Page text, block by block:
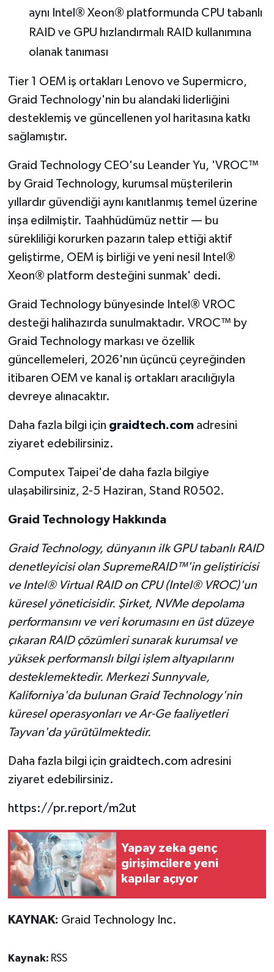
aynı Intel® Xeon® platformunda CPU tabanlı
RAID ve GPU hızlandırmalı RAID kullanımına
olanak tanıması
Tier 1 OEM iş ortakları Lenovo ve Supermicro,
Graid Technology'nin bu alandaki liderliğini
desteklemiş ve güncellenen yol haritasına katkı
sağlamıştır.
Graid Technology CEO'su Leander Yu, 'VROC™
by Graid Technology, kurumsal müşterilerin
yıllardır güvendiği aynı kanıtlanmış temel üzerine
inşa edilmiştir. Taahhüdümüz nettir — bu
sürekliliği korurken pazarın talep ettiği aktif
geliştirme, OEM iş birliği ve yeni nesil Intel®
Xeon® platform desteğini sunmak' dedi.
Graid Technology bünyesinde Intel® VROC
desteği halihazırda sunulmaktadır. VROC™ by
Graid Technology markası ve özellik
güncellemeleri, 2026'nın üçüncü çeyreğinden
itibaren OEM ve kanal iş ortakları aracılığıyla
devreye alınacaktır.
Daha fazla bilgi için graidtech.comadresini
ziyaret edebilirsiniz.
Computex Taipei'de daha fazla bilgiye
ulaşabilirsiniz, 2-5 Haziran, Stand R0502.
Graid Technology Hakkında
Graid Technology, dünyanın ilk GPU tabanlı RAID
denetleyicisi olan SupremeRAID™'in geliştiricisi
ve Intel® Virtual RAID on CPU (Intel® VROC)'un
küresel yöneticisidir. Şirket, NVMe depolama
performansını ve veri korumasını en üst düzeye
çıkaran RAID çözümleri sunarak kurumsal ve
yüksek performanslı bilgi işlem altyapılarını
desteklemektedir. Merkezi Sunnyvale,
Kaliforniya'da bulunan Graid Technology'nin
küresel operasyonları ve Ar-Ge faaliyetleri
Tayvan'da yürütülmektedir.
Daha fazla bilgi için graidtech.com adresini
ziyaret edebilirsiniz.
https://pr.report/m2ut
Yapay zeka genç
girişimcilere yeni
kapılar açıyor
KAYNAK: Graid Technology Inc.
Kaynak: RSS